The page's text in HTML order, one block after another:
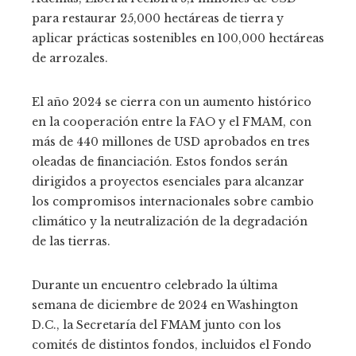
para restaurar 25,000 hectáreas de tierra y
aplicar prácticas sostenibles en 100,000 hectáreas
de arrozales.
El año 2024 se cierra con un aumento histórico
en la cooperación entre la FAO y el FMAM, con
más de 440 millones de USD aprobados en tres
oleadas de financiación. Estos fondos serán
dirigidos a proyectos esenciales para alcanzar
los compromisos internacionales sobre cambio
climático y la neutralización de la degradación
de las tierras.
Durante un encuentro celebrado la última
semana de diciembre de 2024 en Washington
D.C., la Secretaría del FMAM junto con los
comités de distintos fondos, incluidos el Fondo